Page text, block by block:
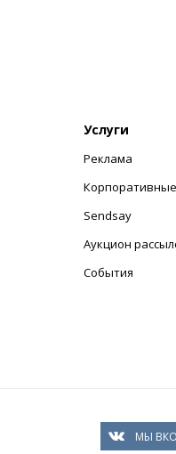
Услуги
Реклама
Sendsay
Аукцион
События
МЫ